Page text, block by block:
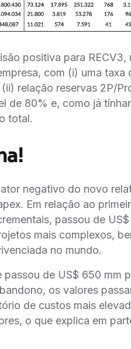
positiva para
com (i) uma taxa
relação reservas 2P/
de 80% e, como já
total.
negativo do novo
Em relação ao
passou de
mais complexos,
no mundo.
de US$ 650 mm
os valores
de custos mais
o que explica em